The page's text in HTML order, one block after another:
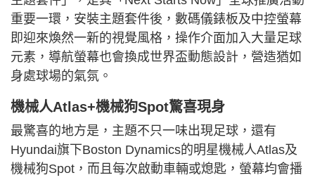
重要一環，安裝主題套件後，數碼儀錶板及中控螢幕
即迎來煥然一新的視覺風格，操作介面加入大量足球
元素，導航螢幕也會換成世界盃動態設計，營造猶如
身處球場的氣氛。
機械人Atlas+機械狗Spot驚喜現身
最驚喜的地方是，主題不只一味出現足球，還有
Hyundai旗下Boston Dynamics的明星機械人Atlas及
機械狗Spot，而且每次啟動車輛或熄匙，螢幕均會播